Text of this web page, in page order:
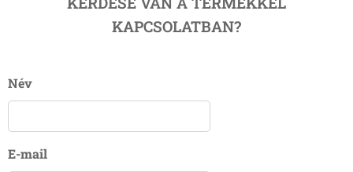
KAPCSOLATBAN?
Név
E-mail